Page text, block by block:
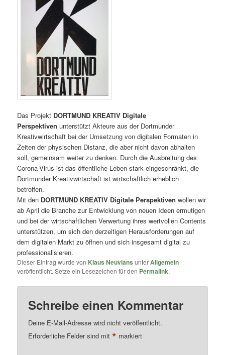
Das Projekt DORTMUND KREATIV Digitale
Perspektivenunterstützt Akteure aus der Dortmunder
Kreativwirtschaft bei der Umsetzung von digitalen Formaten in
Zeiten der physischen Distanz, die aber nicht davon abhalten
soll, gemeinsam weiter zu denken. Durch die Ausbreitung des
Corona-Virus ist das öffentliche Leben stark eingeschränkt, die
Dortmunder Kreativwirtschaft ist wirtschaftlich erheblich
betroffen.
Mit den DORTMUND KREATIV Digitale Perspektiven wollen wir
ab April die Branche zur Entwicklung von neuen Ideen ermutigen
und bei der wirtschaftlichen Verwertung ihres wertvollen Contents
unterstützen, um sich den derzeitigen Herausforderungen auf
dem digitalen Markt zu öffnen und sich insgesamt digital zu
professionalisieren.
Dieser Eintrag wurde von Klaus Neuvians unterAllgemein
veröffentlicht. Setze ein Lesezeichen für den Permalink.
Schreibe einen Kommentar
Deine E-Mail-Adresse wird nicht veröffentlicht.
Erforderliche Felder sind mit* markiert